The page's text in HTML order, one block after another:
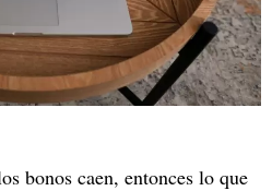
bonos caen, entonces lo que